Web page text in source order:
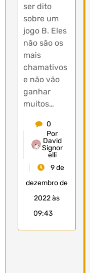
ser dito
sobre um
jogo B. Eles
não são os
mais
chamativos
e não vão
ganhar
muitos…
0
Por
David
Signor
elli
9 de
dezembro de
2022 às
09:43